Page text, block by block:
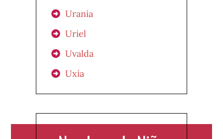
Urania
Uriel
Uvalda
Uxía